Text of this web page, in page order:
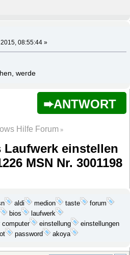
08:55:44 »
werde
ANTWORT
Hilfe Forum »
einstellen
MSN Nr. 3001198
aldi medion taste
forum
bios laufwerk
computer einstellung
einstellungen
password akoya